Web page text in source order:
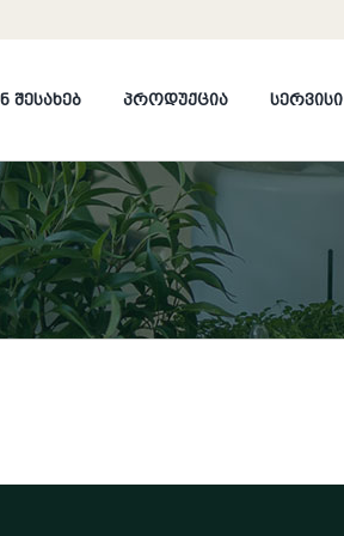
შესახებ პროდუქცია სერვისი